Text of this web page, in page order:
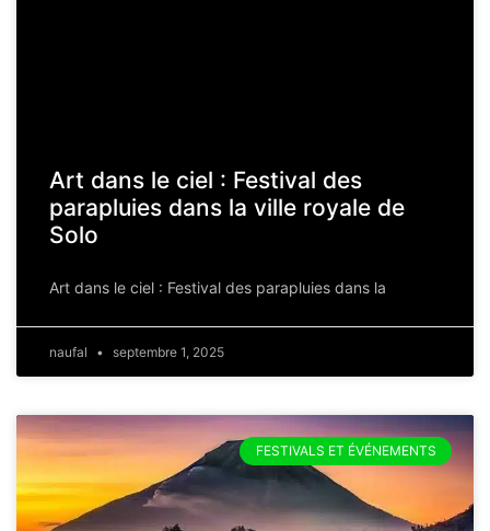
Art dans le ciel : Festival des
parapluies dans la ville royale de
Solo
Art dans le ciel : Festival des parapluies dans la
naufal septembre 1, 2025
FESTIVALS ET ÉVÉNEMENTS